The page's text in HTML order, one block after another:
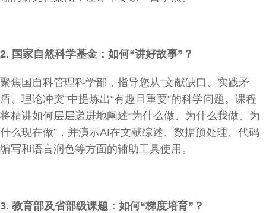
2. 国家自然科学基金：如何“讲好故事”？
聚焦国自科管理科学部，指导您从“文献缺口、实践矛
盾、理论冲突”中提炼出“有趣且重要”的科学问题。课程
将精讲如何层层递进地阐述“为什么做、为什么我做、为
什么现在做”，并演示AI在文献综述、数据预处理、代码
编写和语言润色等方面的辅助工具使用。
3. 教育部及省部级课题：如何“梯度培育”？